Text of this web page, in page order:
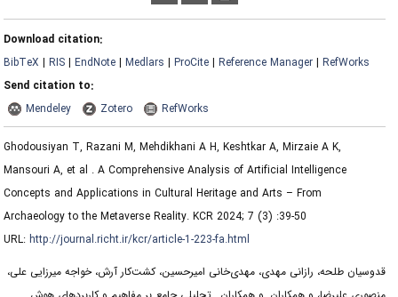
Download citation:
BibTeX |RIS |EndNote |Medlars |ProCite |Reference Manager |RefWorks
Send citation to:
Mendeley
Zotero RefWorks
Ghodousiyan T, Razani M, Mehdikhani A H, Keshtkar A, Mirzaie A K,
Mansouri A, et al . A Comprehensive Analysis of Artificial Intelligence
Concepts and Applications in Cultural Heritage and Arts – From
Archaeology to the Metaverse Reality. KCR 2024; 7 (3) :39-50
URL:http://journal.richt.ir/kcr/article-1-223-fa.html
قدوسیان طلحه، رازانی مهدی، مهدی‌خانی امیرحسین، کشت‌کار آرش، خواجه میرزایی علی،